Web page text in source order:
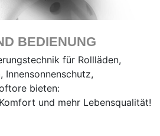
BEDIENUNG
für Rollläden,
Innensonnenschutz,
bieten:
und mehr Lebensqualität!